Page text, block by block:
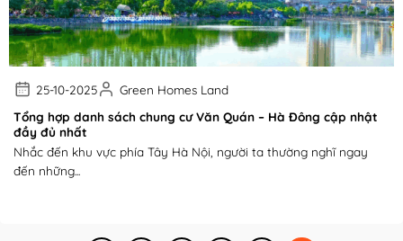
25-10-2025
Green Homes Land
Tổng hợp danh sách chung cư Văn Quán – Hà Đông cập nhật
đầy đủ nhất
Nhắc đến khu vực phía Tây Hà Nội, người ta thường nghĩ ngay
đến những...